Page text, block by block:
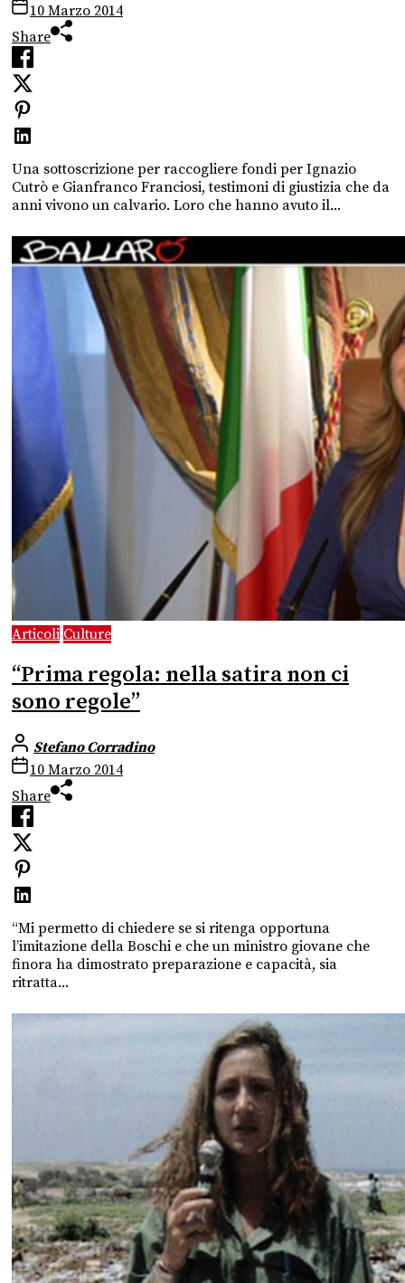
10 Marzo 2014
Share
Una sottoscrizione per raccogliere fondi per Ignazio
Cutrò e Gianfranco Franciosi, testimoni di giustizia che da
anni vivono un calvario. Loro che hanno avuto il...
Articoli Culture
“Prima regola: nella satira non ci
sono regole”
Stefano Corradino
10 Marzo 2014
Share
“Mi permetto di chiedere se si ritenga opportuna
l’imitazione della Boschi e che un ministro giovane che
finora ha dimostrato preparazione e capacità, sia
ritratta...